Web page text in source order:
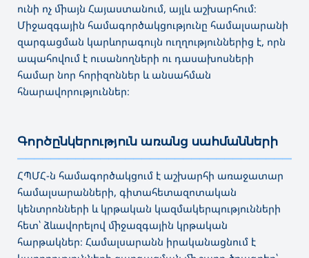
ունի ոչ միայն Հայաստանում, այլև աշխարհում։
Միջազգային համագործակցությունը համալսարանի
զարգացման կարևորագույն ուղղություններից է, որն
ապահովում է ուսանողների ու դասախոսների
համար նոր հորիզոններ և անսահման
հնարավորություններ։
Գործընկերություն առանց սահմանների
ՀՊՄՀ-ն համագործակցում է աշխարհի առաջատար
համալսարանների, գիտահետազոտական
կենտրոնների և կրթական կազմակերպությունների
հետ՝ ձևավորելով միջազգային կրթական
հարթակներ։ Համալսարանն իրականացնում է